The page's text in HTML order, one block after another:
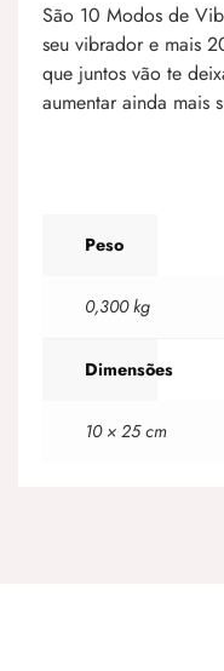
São 10 Modos de
seu vibrador e mais
que juntos vão te
aumentar ainda mais
Peso
0,300 kg
Dimensões
10 × 25 cm